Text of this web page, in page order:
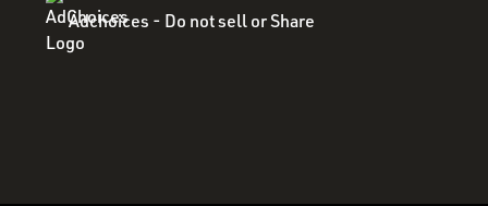
NEW
Adchoices - Do not sell or Share